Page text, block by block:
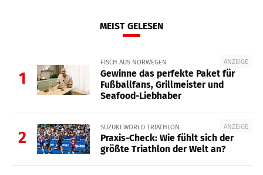
MEIST GELESEN
1
ANZEIGE
FISCH AUS NORWEGEN
Gewinne das perfekte Paket für
Fußballfans, Grillmeister und
Seafood-Liebhaber
2
ANZEIGE
SUZUKI WORLD TRIATHLON
Praxis-Check: Wie fühlt sich der
größte Triathlon der Welt an?